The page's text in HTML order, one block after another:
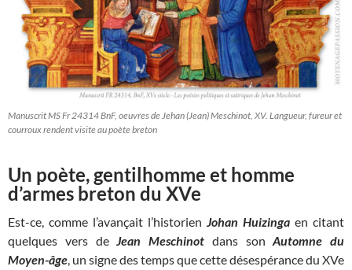
Manuscrit MS Fr 24314 BnF, oeuvres de Jehan (Jean) Meschinot, XV. Langueur, fureur et
courroux rendent visite au poète breton
Un poète, gentilhomme et homme
d’armes breton du XVe
Est-ce, comme l’avançait l’historien Johan Huizinga en citant
quelques vers deJean Meschinot dans sonAutomne du
Moyen-âge, un signe des temps que cette désespérance du XVe